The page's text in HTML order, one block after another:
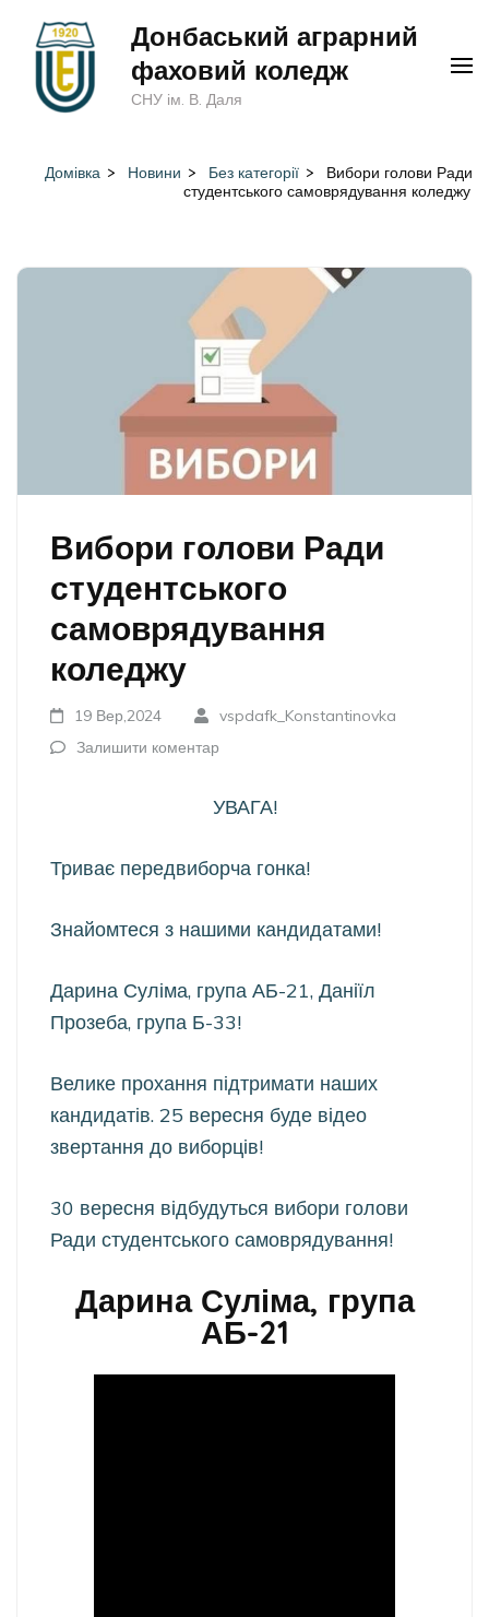
(натисніть
Донбаський аграрний
фаховий коледж
СНУ ім. В. Даля
Домівка > Новини > Без категорії >
Вибори голови Ради
студентського самоврядування коледжу
Вибори голови Ради
студентського
самоврядування
коледжу
19 Вер,2024
vspdafk_Konstantinovka
Залишити коментар
УВАГА!
Триває передвиборча гонка!
Знайомтеся з нашими кандидатами!
Дарина Суліма, група АБ-21, Даніїл
Прозеба, група Б-33!
Велике прохання підтримати наших
кандидатів. 25 вересня буде відео
звертання до виборців!
30 вересня відбудуться вибори голови
Ради студентського самоврядування!
Дарина Суліма, група
АБ-21